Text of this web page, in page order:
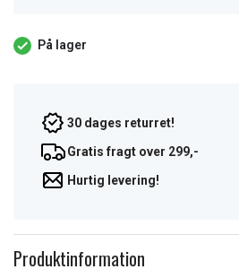
På lager
30 dages returret!
Gratis fragt over 299,-
Hurtig levering!
Produktinformation